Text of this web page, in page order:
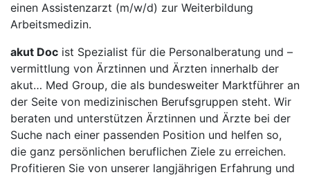
einen Assistenzarzt (m/w/d) zur Weiterbildung
Arbeitsmedizin.
akut Doc ist Spezialist für die Personalberatung und –
vermittlung von Ärztinnen und Ärzten innerhalb der
akut… Med Group, die als bundesweiter Marktführer an
der Seite von medizinischen Berufsgruppen steht. Wir
beraten und unterstützen Ärztinnen und Ärzte bei der
Suche nach einer passenden Position und helfen so,
die ganz persönlichen beruflichen Ziele zu erreichen.
Profitieren Sie von unserer langjährigen Erfahrung und